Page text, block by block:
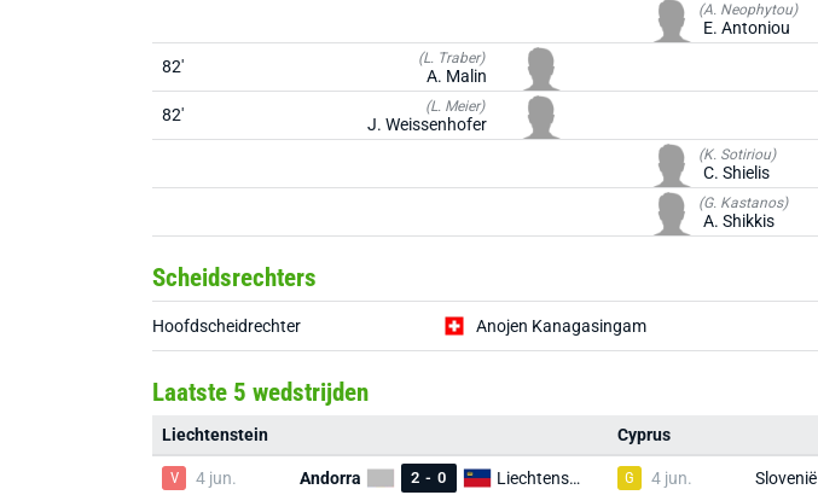
(A. Neophytou)
E. Antoniou
82' (L. Traber)
A. Malin
82'
(L. Meier)
J. Weissenhofer
(K. Sotiriou)
C. Shielis
(G. Kastanos)
A. Shikkis
Scheidsrechters
Hoofdscheidrechter Anojen Kanagasingam
Laatste 5 wedstrijden
Liechtenstein
V 4 jun. Andorra 2 - 0 Liechtenstein
Cyprus
G 4 jun. Slovenië